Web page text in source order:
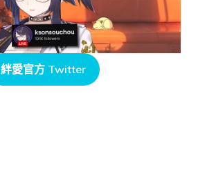
絆愛官方 Twitter